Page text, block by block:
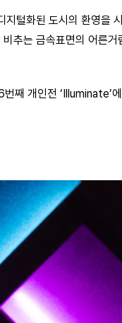
털화된 도시의 환영을
추는 금속표면의 어른거
째 개인전 ‘Illuminate’